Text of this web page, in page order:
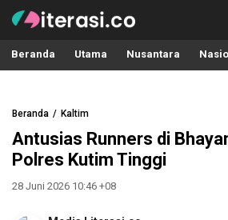
Literasi.co
Pilar Informasi
Beranda Utama Nusantara
Beranda Kaltim
Antusias Runners di
Polres Kutim Tinggi
28 Juni 2026 10:46 +08